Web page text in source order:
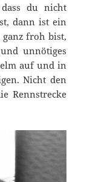
du nicht
dann ist ein
ganz froh bist,
unnötiges
auf und in
Nicht den
Rennstrecke